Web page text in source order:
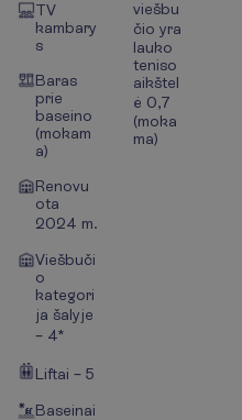
TV
kambary
s
Baras
prie
baseino
(mokam
a)
Renovu
ota
2024 m.
Viešbuči
o
kategori
ja šalyje
– 4*
Liftai – 5
Baseinai
viešbu
čio yra
lauko
teniso
aikštel
ė 0,7
(moka
ma)